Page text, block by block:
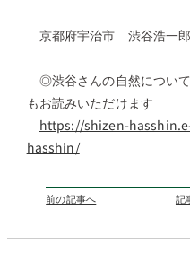
京都府宇治市 渋谷浩一郎
◎渋谷さんの自然につい
もお読みいただけます
https://shizen-
hasshin/
前の記事へ 記